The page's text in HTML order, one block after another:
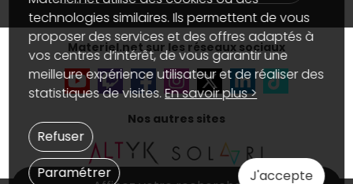
Materiel.net sur les réseaux sociaux
Nos autres sites
technologies similaires. Ils permettent de vous
proposer des services et des offres adaptés à
vos centres d’intérêt, de vous garantir une
meilleure expérience utilisateur et de réaliser des
statistiques de visites.En savoir plus >
J'accepte
Paramétrer
Refuser